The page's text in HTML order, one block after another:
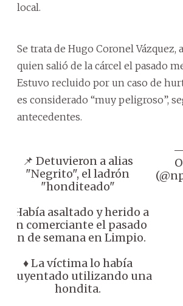
local.
Se trata de Hugo Coronel Vázquez,
quien salió de la cárcel el pasado
Estuvo recluido por un caso de
es considerado “muy peligroso”,
antecedentes.
📌 Detuvieron a alias
"Negrito", el ladrón
"honditeado"
♦️ Había asaltado y herido a
un comerciante el pasado
fin de semana en Limpio.
♦️ La víctima lo había
ahuyentado utilizando una
hondita.